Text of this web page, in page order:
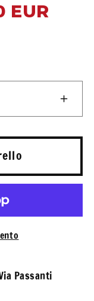
EUR
per
Passanti